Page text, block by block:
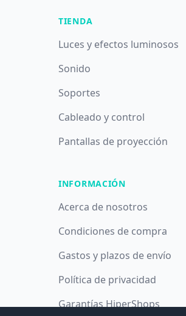
TIENDA
Luces y efectos luminosos
Sonido
Soportes
Cableado y control
Pantallas de proyección
INFORMACIÓN
Acerca de nosotros
Condiciones de compra
Gastos y plazos de envío
Política de privacidad
Garantías HiperShops